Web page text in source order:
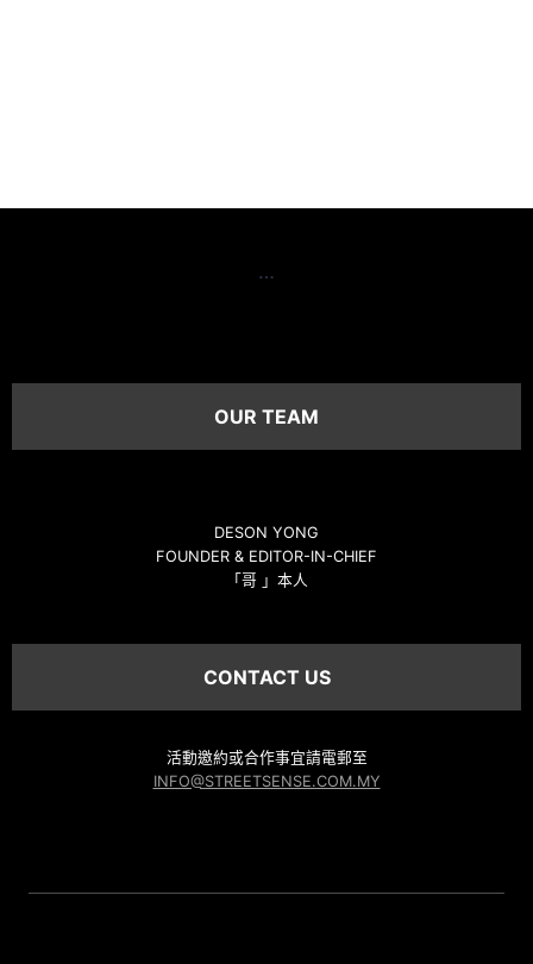
…
OUR TEAM
DESON YONG
FOUNDER & EDITOR-IN-CHIEF
「哥 」本人
CONTACT US
活動邀約或合作事宜請電郵至
INFO@STREETSENSE.COM.MY